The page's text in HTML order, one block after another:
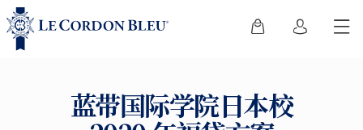
蓝带国际学院日本校